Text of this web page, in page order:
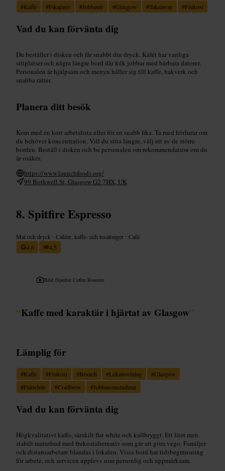
#Kaffe #Fikapaus #Jobbaute #Glasgow #Takeaway #Frukost
Vad du kan förvänta dig
Du beställer i disken och får snabbt din dryck. Kafét har vanliga
sittplatser och några längre bord där folk jobbar med bärbara datorer.
Personalen är hjälpsam och menyn håller sig till kaffe, bakverk och
snabba rätter.
Planera ditt besök
Kom med en kort arbetslista eller för en snabb fika. Ta med hörlurar om
du behöver koncentration. Vill du sitta längre, välj ett av de större
borden. Beställ i disken och be personalen om rekommendation om du
är osäker.
https://www.launchfoods.org/
99 Bothwell St, Glasgow G2 7HX, UK
Spitfire Espresso
Mat och dryck •Caféer, kaffe- och tesalonger •Café
4,6
4,5
Bild /Spitfire Coffee Roasters
“Kaffe med karaktär i hjärtat av Glasgow”
Lämplig för
#Kaffe #Frukost #Brunch #Lokalrostning #Glasgow
#Flatwhite #Coldbrew #Jobbasomstuderar
Vad du kan förvänta dig
Högkvalitativt kaffe, särskilt flat white och kallbryggt. Ett litet men
stabilt matutbud med frukostalternativ som går att göra vego. Familjer
och distansarbetare blandas i lokalen. Vissa bord har tidsbegränsning
för arbete, och servicen upplevs som personlig och uppmärksam.